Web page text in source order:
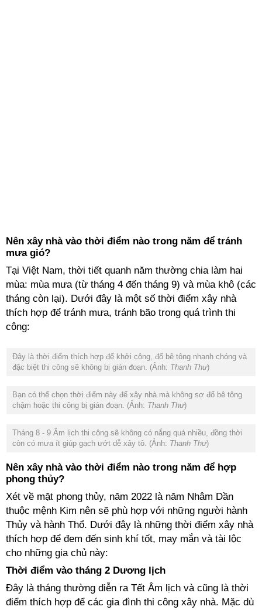
Nên xây nhà vào thời điểm nào trong năm để tránh
mưa gió?
Tại Việt Nam, thời tiết quanh năm thường chia làm hai
mùa: mùa mưa (từ tháng 4 đến tháng 9) và mùa khô (các
tháng còn lại). Dưới đây là một số thời điểm xây nhà
thích hợp để tránh mưa, tránh bão trong quá trình thi
công:
Đây là thời điểm thích hợp để khởi công, đổ bê tông nhanh chóng và
đặc biệt thi công sẽ không bị gián đoạn. (Ảnh: Thanh Thư)
Bạn có thể chọn thời điểm này để xây nhà mà không sợ đổ bê tông
chậm hoặc thi công bị gián đoạn. (Ảnh: Thanh Thư)
Tháng 8 - 9 Âm lịch thi công sẽ không có nắng quá nhiều, đồng thời
còn có mưa ít giúp gạch ướt dễ xây tô. (Ảnh: Thanh Thư)
Nên xây nhà vào thời điểm nào trong năm để hợp
phong thủy?
Xét về mặt phong thủy, năm 2022 là năm Nhâm Dần
thuộc mệnh Kim nên sẽ phù hợp với những người hành
Thủy và hành Thổ. Dưới đây là những thời điểm xây nhà
thích hợp để đem đến sinh khí tốt, may mắn và tài lộc
cho những gia chủ này:
Thời điểm vào tháng 2 Dương lịch
Đây là tháng thường diễn ra Tết Âm lịch và cũng là thời
điểm thích hợp để các gia đình thi công xây nhà. Mặc dù